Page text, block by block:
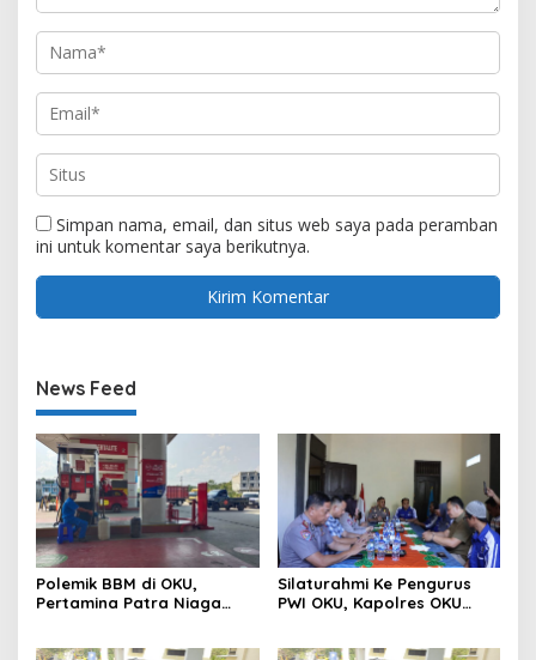
Simpan nama, email, dan situs web saya pada peramban
ini untuk komentar saya berikutnya.
News Feed
Polemik BBM di OKU,
Pertamina Patra Niaga
Silaturahmi Ke Pengurus
PWI OKU, Kapolres OKU